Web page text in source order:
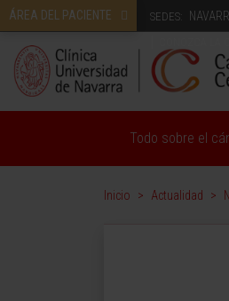
ÁREA DEL PACIENTE SEDES:
Todo sobre el
Inicio > Actualidad >